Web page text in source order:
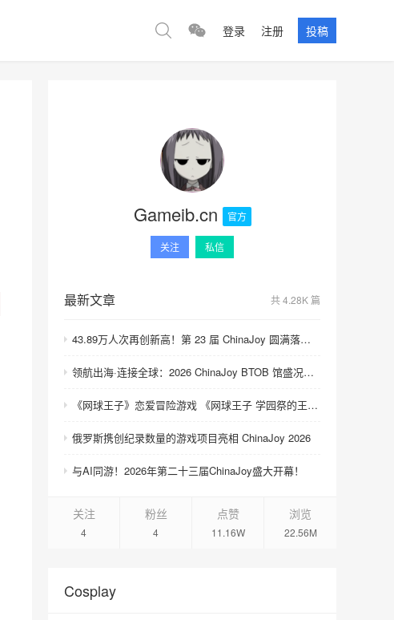
登录 注册 投稿
Gameib.cn 官方
关注 私信
最新文章 共 4.28K 篇
43.89万人次再创新高！第 23 届 ChinaJoy 圆满落幕：感谢有你，共赴这场“与 AI 同游”的盛夏之约
领航出海·连接全球：2026 ChinaJoy BTOB 馆盛况空前
《网球王子》恋爱冒险游戏 《网球王子 学园祭的王子们 ♡-40 and more…》与《网球王子 心跳求生 Tie break ♡game》发售
俄罗斯携创纪录数量的游戏项目亮相 ChinaJoy 2026
与AI同游！2026年第二十三届ChinaJoy盛大开幕！
关注
4
粉丝
4
点赞
11.16W
浏览
22.56M
Cosplay